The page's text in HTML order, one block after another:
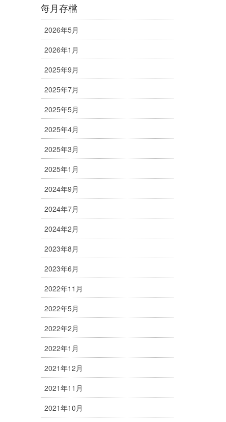
每月存檔
2026年5月
2026年1月
2025年9月
2025年7月
2025年5月
2025年4月
2025年3月
2025年1月
2024年9月
2024年7月
2024年2月
2023年8月
2023年6月
2022年11月
2022年5月
2022年2月
2022年1月
2021年12月
2021年11月
2021年10月